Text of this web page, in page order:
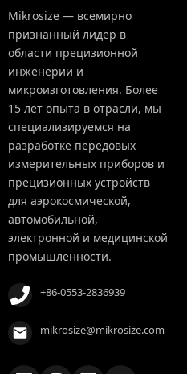
Mikrosize — всемирно
признанный лидер в
области прецизионной
инженерии и
микроизготовления. Более
15 лет опыта в отрасли, мы
специализируемся на
разработке передовых
измерительных приборов и
прецизионных устройств
для аэрокосмической,
автомобильной,
электронной и медицинской
промышленности.
+86-0553-2836939
mikrosize@mikrosize.com